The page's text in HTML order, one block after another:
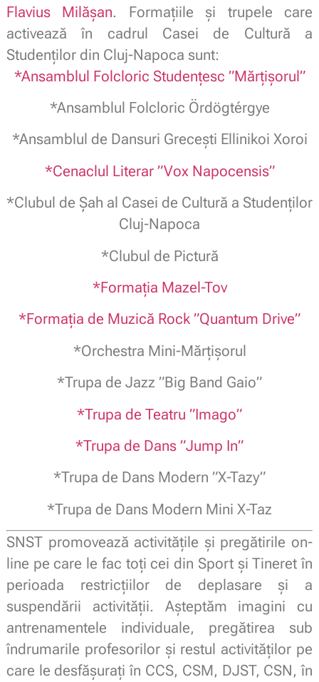
Flavius Milășan. Formaţiile și trupele care
activează în cadrul Casei de Cultură a
Studenţilor din Cluj-Napoca sunt:
*Ansamblul Folcloric Studenţesc ”Mărţişorul”
*Ansamblul Folcloric Ördögtérgye
*Ansamblul de Dansuri Greceşti Ellinikoi Xoroi
*Cenaclul Literar ”Vox Napocensis”
*Clubul de Şah al Casei de Cultură a Studenților
Cluj-Napoca
*Clubul de Pictură
*Formaţia Mazel-Tov
*Formaţia de Muzică Rock ”Quantum Drive”
*Orchestra Mini-Mărţişorul
*Trupa de Jazz ”Big Band Gaio”
*Trupa de Teatru ”Imago”
*Trupa de Dans ”Jump In”
*Trupa de Dans Modern ”X-Tazy”
*Trupa de Dans Modern Mini X-Taz
SNST promovează activitățile și pregătirile on-
line pe care le fac toți cei din Sport și Tineret în
perioada restricțiilor de deplasare și a
suspendării activității. Așteptăm imagini cu
antrenamentele individuale, pregătirea sub
îndrumarile profesorilor și restul activităților pe
care le desfășurați în CCS, CSM, DJST, CSN, în